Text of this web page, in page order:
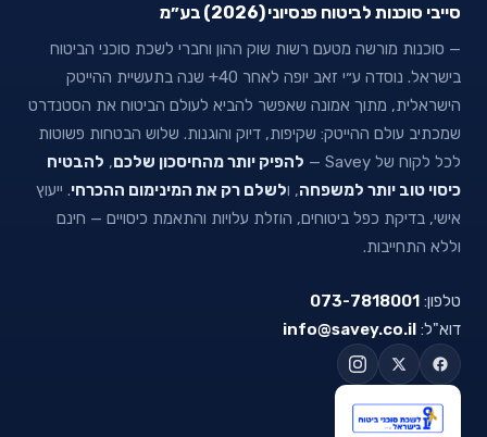
סייבי סוכנות לביטוח פנסיוני (2026) בע״מ
— סוכנות מורשה מטעם רשות שוק ההון וחברי לשכת סוכני הביטוח
בישראל. נוסדה ע״י זאב יופה לאחר 40+ שנה בתעשיית ההייטק
הישראלית, מתוך אמונה שאפשר להביא לעולם הביטוח את הסטנדרט
שמכתיב עולם ההייטק: שקיפות, דיוק והוגנות. שלוש הבטחות פשוטות
לכל לקוח של Savey —
להפיק יותר מהחיסכון שלכם, להבטיח
כיסוי טוב יותר למשפחה, ולשלם רק את המינימום ההכרחי. ייעוץ
אישי, בדיקת כפל ביטוחים, הוזלת עלויות והתאמת כיסויים — חינם
וללא התחייבות.
טלפון: 073-7818001
דוא"ל: info@savey.co.il